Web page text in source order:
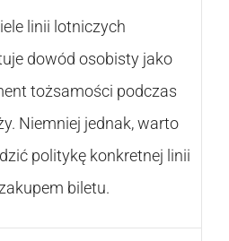
linii lotniczych
dowód osobisty jako
tożsamości podczas
Niemniej jednak, warto
politykę konkretnej linii
biletu.